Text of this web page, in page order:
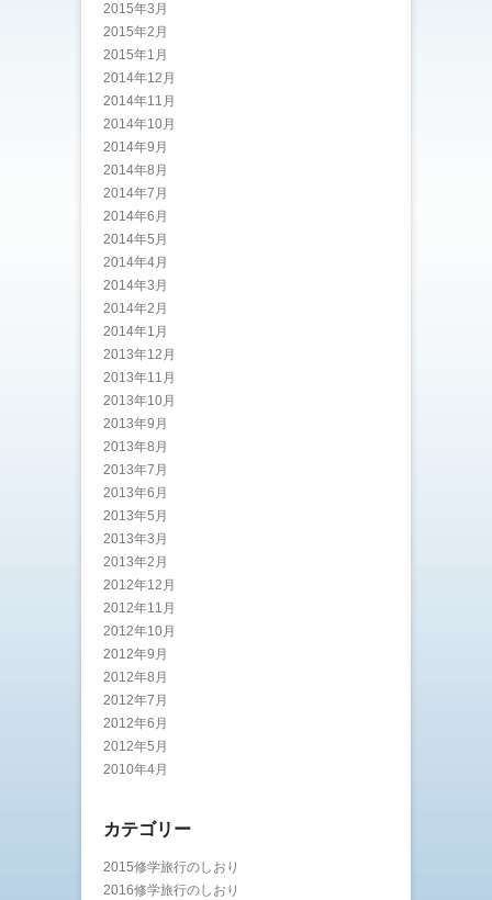
2015年3月
2015年2月
2015年1月
2014年12月
2014年11月
2014年10月
2014年9月
2014年8月
2014年7月
2014年6月
2014年5月
2014年4月
2014年3月
2014年2月
2014年1月
2013年12月
2013年11月
2013年10月
2013年9月
2013年8月
2013年7月
2013年6月
2013年5月
2013年3月
2013年2月
2012年12月
2012年11月
2012年10月
2012年9月
2012年8月
2012年7月
2012年6月
2012年5月
2010年4月
カテゴリー
2015修学旅行のしおり
2016修学旅行のしおり